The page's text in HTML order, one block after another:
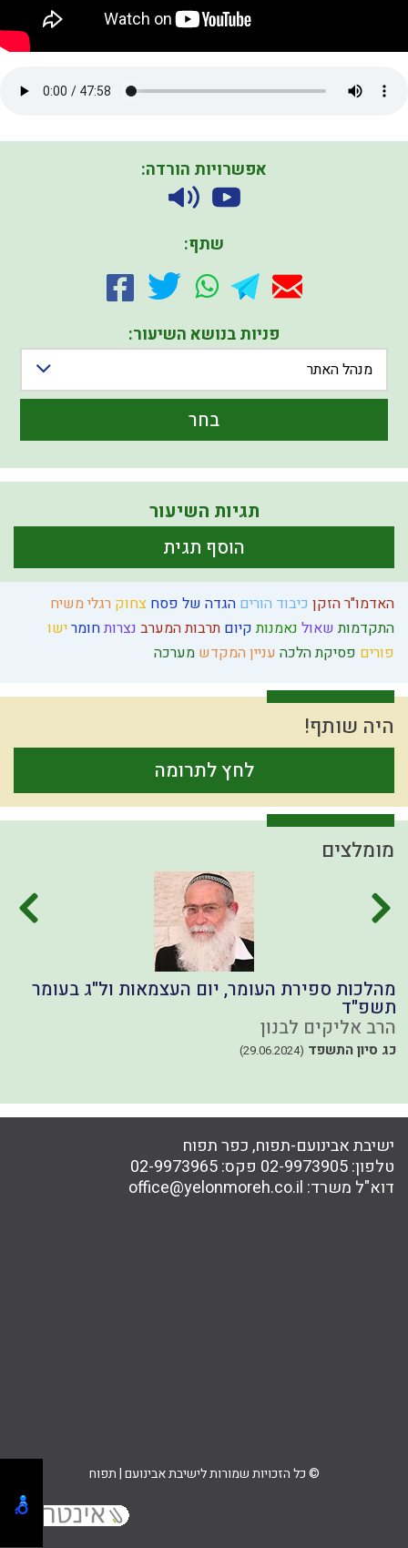
האדמו"ר הזקן כיבוד הורים הגדה של פסח צחוק רגלי משיח
התקדמות שאול נאמנותקיום תרבות המערב נצרותחומרישו
פורים פסיקת הלכה עניין המקדש מערכה
היה שותף!
לחץ לתרומה
אפשרויות הורדה:
שתף:
פניות בנושא השיעור:
מנהל האתר
בחר
תגיות השיעור
הוסף תגית
מומלצים
מהלכות ספירת העומר, יום העצמאות ול"ג בעומר
תשפ"ד
הרב אליקים לבנון
כג סיון התשפד (29.06.2024)
ישיבת אבינועם-תפוח, כפר תפוח
טלפון:02-9973905 פקס:02-9973965
דוא"ל משרד: office@yelonmoreh.co.il
© כל הזכויות שמורות לישיבת אבינועם | תפוח